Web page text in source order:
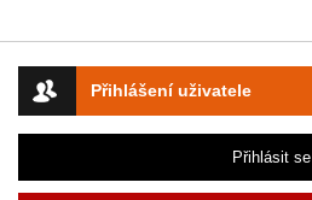
Přihlášení uživatele
Přihlásit se